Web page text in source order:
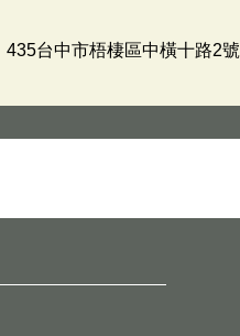
台中市梧棲區中橫十路2號